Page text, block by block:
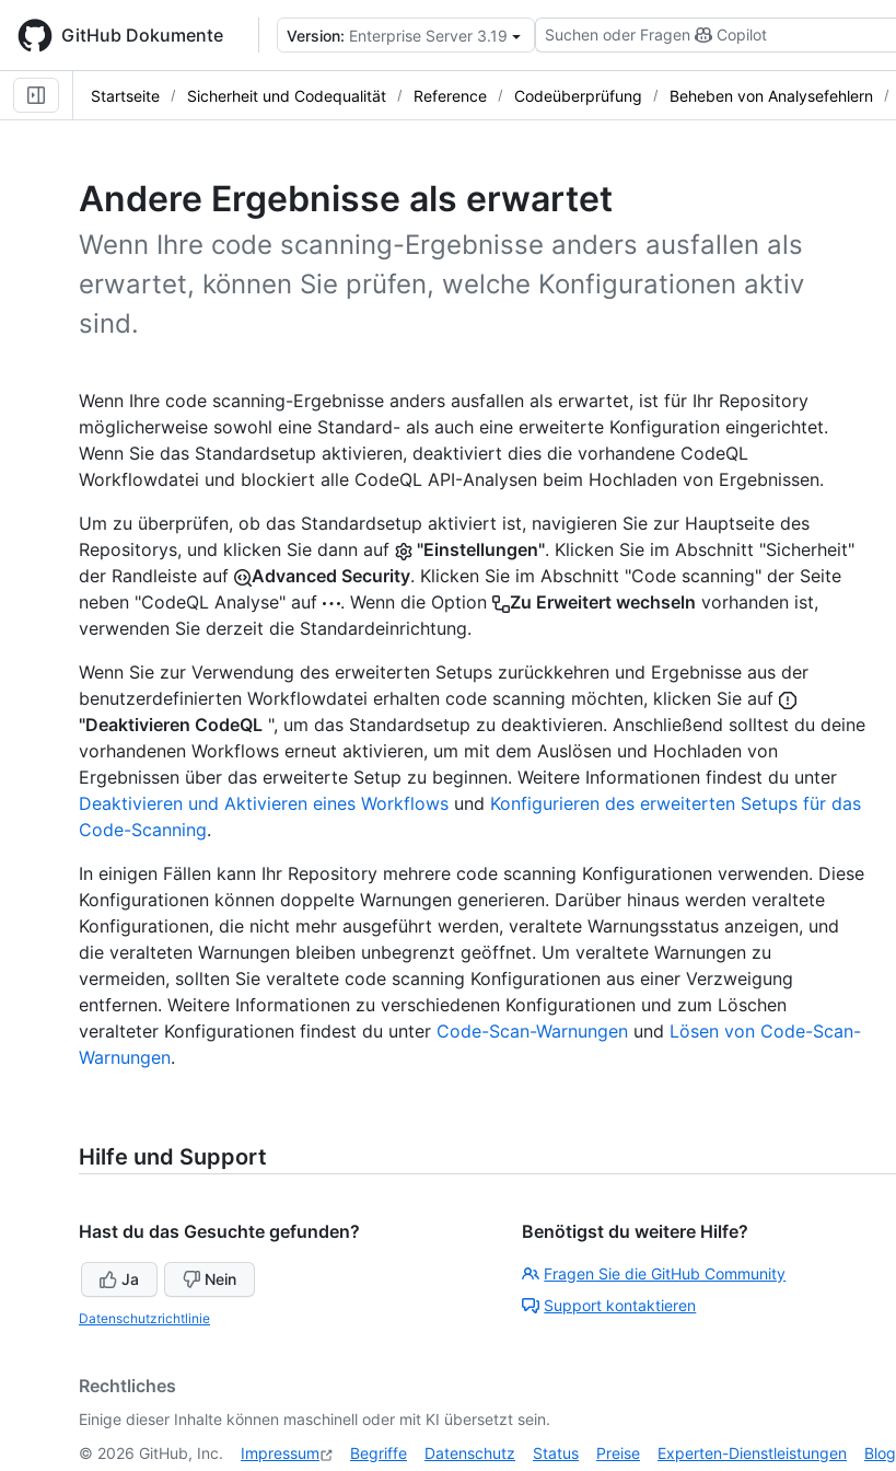
main
content
GitHub Dokumente Version: Enterprise Server 3.19 Suchen oder Fragen Copilot
Startseite Sicherheit und Codequalität Reference Codeüberprüfung Beheben von Analysefehlern
Andere Ergebnisse als erwartet
Wenn Ihre code scanning-Ergebnisse anders ausfallen als
erwartet, können Sie prüfen, welche Konfigurationen aktiv
sind.
Wenn Ihre code scanning-Ergebnisse anders ausfallen als erwartet, ist für Ihr Repository
möglicherweise sowohl eine Standard- als auch eine erweiterte Konfiguration eingerichtet.
Wenn Sie das Standardsetup aktivieren, deaktiviert dies die vorhandene CodeQL
Workflowdatei und blockiert alle CodeQL API-Analysen beim Hochladen von Ergebnissen.
Um zu überprüfen, ob das Standardsetup aktiviert ist, navigieren Sie zur Hauptseite des
Repositorys, und klicken Sie dann auf
"Einstellungen". Klicken Sie im Abschnitt "Sicherheit"
der Randleiste auf
Advanced Security. Klicken Sie im Abschnitt "Code scanning" der Seite
neben "CodeQL Analyse" auf
. Wenn die Option Zu Erweitert wechseln vorhanden ist,
verwenden Sie derzeit die Standardeinrichtung.
Wenn Sie zur Verwendung des erweiterten Setups zurückkehren und Ergebnisse aus der
benutzerdefinierten Workflowdatei erhalten code scanning möchten, klicken Sie auf
"Deaktivieren CodeQL ", um das Standardsetup zu deaktivieren. Anschließend solltest du deine
vorhandenen Workflows erneut aktivieren, um mit dem Auslösen und Hochladen von
Ergebnissen über das erweiterte Setup zu beginnen. Weitere Informationen findest du unter
Deaktivieren und Aktivieren eines Workflows und Konfigurieren des erweiterten Setups für das
Code-Scanning.
In einigen Fällen kann Ihr Repository mehrere code scanning Konfigurationen verwenden. Diese
Konfigurationen können doppelte Warnungen generieren. Darüber hinaus werden veraltete
Konfigurationen, die nicht mehr ausgeführt werden, veraltete Warnungsstatus anzeigen, und
die veralteten Warnungen bleiben unbegrenzt geöffnet. Um veraltete Warnungen zu
vermeiden, sollten Sie veraltete code scanning Konfigurationen aus einer Verzweigung
entfernen. Weitere Informationen zu verschiedenen Konfigurationen und zum Löschen
veralteter Konfigurationen findest du unter Code-Scan-Warnungen und Lösen von Code-Scan-
Warnungen.
Hilfe und Support
Hast du das Gesuchte gefunden?
Ja Nein
Datenschutzrichtlinie
Benötigst du weitere Hilfe?
Fragen Sie die GitHub Community
Support kontaktieren
Rechtliches
Einige dieser Inhalte können maschinell oder mit KI übersetzt sein.
© 2026 GitHub, Inc. Impressum Begriffe Datenschutz Status Preise Experten-Dienstleistungen Blog